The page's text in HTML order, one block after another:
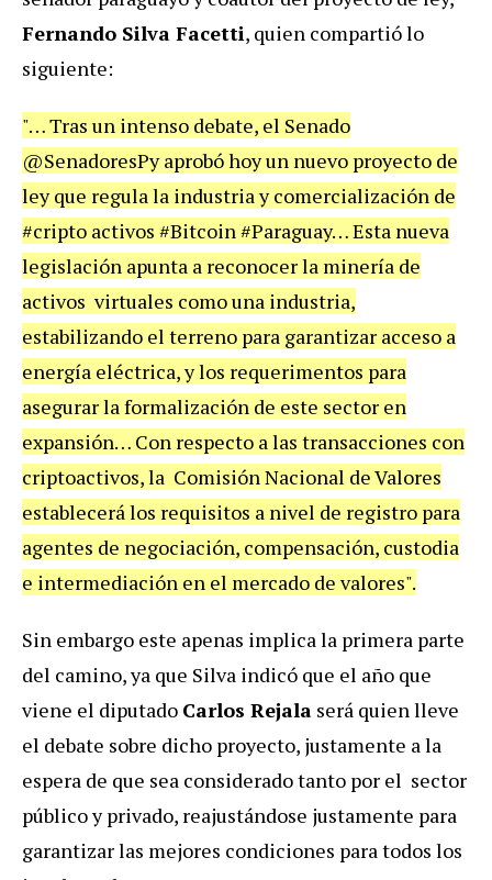
Fernando Silva Facetti, quien compartió lo
siguiente:
"… Tras un intenso debate, el Senado
@SenadoresPy aprobó hoy un nuevo proyecto de
ley que regula la industria y comercialización de
#cripto activos #Bitcoin #Paraguay… Esta nueva
legislación apunta a reconocer la minería de
activos virtuales como una industria,
estabilizando el terreno para garantizar acceso a
energía eléctrica, y los requerimentos para
asegurar la formalización de este sector en
expansión… Con respecto a las transacciones con
criptoactivos, la Comisión Nacional de Valores
establecerá los requisitos a nivel de registro para
agentes de negociación, compensación, custodia
e intermediación en el mercado de valores".
Sin embargo este apenas implica la primera parte
del camino, ya que Silva indicó que el año que
viene el diputado Carlos Rejala será quien lleve
el debate sobre dicho proyecto, justamente a la
espera de que sea considerado tanto por el sector
público y privado, reajustándose justamente para
garantizar las mejores condiciones para todos los